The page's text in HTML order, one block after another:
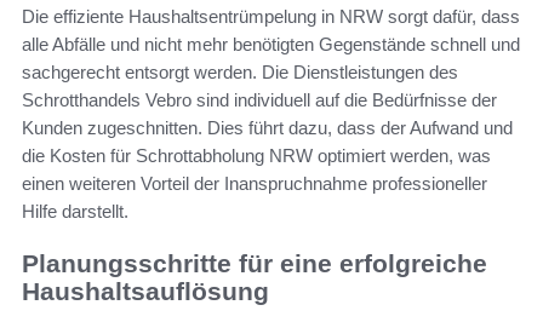
Die effiziente Haushaltsentrümpelung in NRW sorgt dafür, dass
alle Abfälle und nicht mehr benötigten Gegenstände schnell und
sachgerecht entsorgt werden. Die Dienstleistungen des
Schrotthandels Vebro sind individuell auf die Bedürfnisse der
Kunden zugeschnitten. Dies führt dazu, dass der Aufwand und
die Kosten für Schrottabholung NRW optimiert werden, was
einen weiteren Vorteil der Inanspruchnahme professioneller
Hilfe darstellt.
Planungsschritte für eine erfolgreiche
Haushaltsauflösung